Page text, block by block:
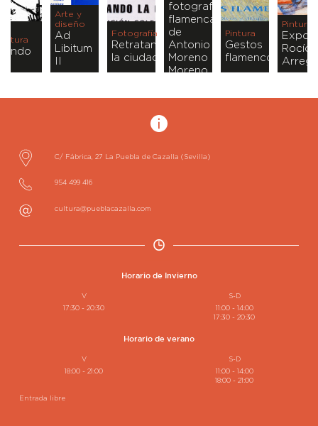
Arte y
diseño
Ad
Libitum
Fotografía
Retratando
la ciudad
fotografía
flamenca
de
Antonio
Moreno
Moreno
Pintura
Gestos
flamencos
Pintura
Rocío
C/ Fábrica, 27 La Puebla de Cazalla (Sevilla)
954 499 416
cultura@pueblacazalla.com
Horario de Invierno
V
17:30 - 20:30
S-D
11:00 - 14:00
17:30 - 20:30
Horario de verano
V
18:00 - 21:00
S-D
11:00 - 14:00
18:00 - 21:00
Entrada libre